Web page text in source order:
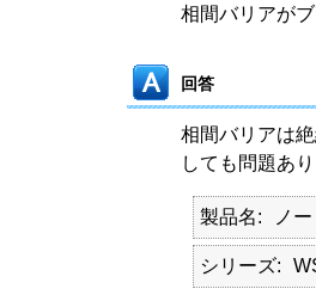
相間バリアが
回答
相間バリアは
しても問題あ
製品名 ノ
シリーズ